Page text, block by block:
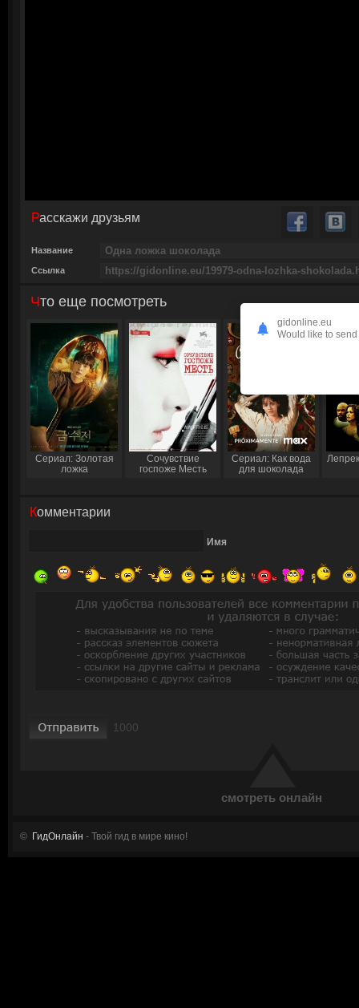
смотреть онлайн
Расскажи друзьям
Название
Ссылка
Что еще посмотреть
Сериал: Золотая
ложка
Сочувствие
госпоже Месть
Сериал: Как вода
для шоколада
Комментарии
Имя
© ГидОнлайн - Твой гид в мире кино!
gidonline.eu
Would like to